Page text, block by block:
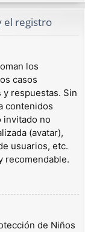
el registro
los
casos
respuestas. Sin
contenidos
invitado no
(avatar),
usuarios, etc.
recomendable.
de Niños